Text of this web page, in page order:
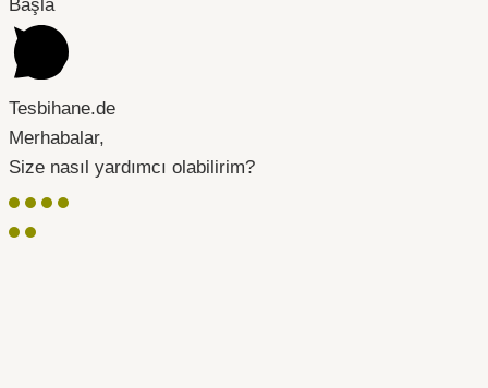
Başla
Tesbihane.de
Merhabalar,
Size nasıl yardımcı olabilirim?